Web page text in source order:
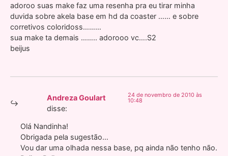
adoroo suas make faz uma resenha pra eu tirar minha
duvida sobre akela base em hd da coaster …… e sobre
corretivos coloridoss………
sua make ta demais …….. adorooo vc….S2
beijus
Andreza Goulart
disse:
24 de novembro de 2010 às
10:48
Olá Nandinha!
Obrigada pela sugestão…
Vou dar uma olhada nessa base, pq ainda não tenho não.